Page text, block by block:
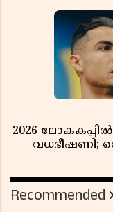
2026
വധഭീഷണി;
Recommended